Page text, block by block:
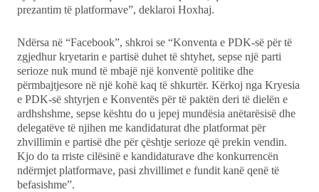
prezantim të platformave”, deklaroi Hoxhaj.
Ndërsa në “Facebook”, shkroi se “Konventa e PDK-së për të
zgjedhur kryetarin e partisë duhet të shtyhet, sepse një parti
serioze nuk mund të mbajë një konventë politike dhe
përmbajtjesore në një kohë kaq të shkurtër. Kërkoj nga Kryesia
e PDK-së shtyrjen e Konventës për të paktën deri të dielën e
ardhshshme, sepse kështu do u jepej mundësia anëtarësisë dhe
delegatëve të njihen me kandidaturat dhe platformat për
zhvillimin e partisë dhe për çështje serioze që prekin vendin.
Kjo do ta rriste cilësinë e kandidaturave dhe konkurrencën
ndërmjet platformave, pasi zhvillimet e fundit kanë qenë të
befasishme”.